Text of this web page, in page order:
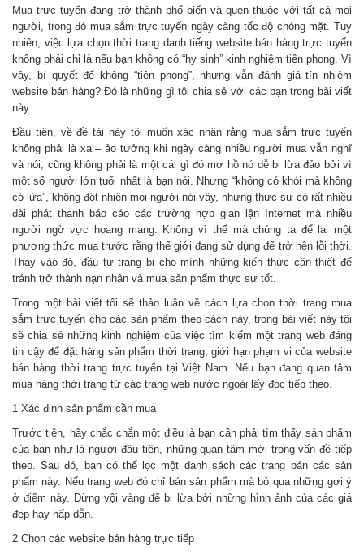
Mua trực tuyến đang trở thành phổ biến và quen thuộc với tất cả mọi
người, trong đó mua sắm trực tuyến ngày càng tốc độ chóng mặt. Tuy
nhiên, việc lựa chọn thời trang danh tiếng website bán hàng trực tuyến
không phải chỉ là nếu bạn không có “hy sinh” kinh nghiệm tiên phong. Vì
vậy, bí quyết để không “tiên phong”, nhưng vẫn đánh giá tín nhiệm
website bán hàng? Đó là những gì tôi chia sẻ với các bạn trong bài viết
này.
Đầu tiên, về đề tài này tôi muốn xác nhận rằng mua sắm trực tuyến
không phải là xa – ảo tưởng khi ngày càng nhiều người mua vẫn nghĩ
và nói, cũng không phải là một cái gì đó mơ hồ nó dễ bị lừa đảo bởi vì
một số người lớn tuổi nhất là bạn nói. Nhưng “không có khói mà không
có lửa”, không đột nhiên mọi người nói vậy, nhưng thực sự có rất nhiều
đài phát thanh báo cáo các trường hợp gian lận Internet mà nhiều
người ngờ vực hoang mang. Không vì thế mà chúng ta để lại một
phương thức mua trước rằng thế giới đang sử dụng để trở nên lỗi thời.
Thay vào đó, đầu tư trang bị cho mình những kiến ​​thức cần thiết để
tránh trở thành nạn nhân và mua sản phẩm thực sự tốt.
Trong một bài viết tôi sẽ thảo luận về cách lựa chọn thời trang mua
sắm trực tuyến cho các sản phẩm theo cách này, trong bài viết này tôi
sẽ chia sẻ những kinh nghiệm của việc tìm kiếm một trang web đáng
tin cậy để đặt hàng sản phẩm thời trang, giới hạn phạm vi của website
bán hàng thời trang trực tuyến tại Việt Nam. Nếu bạn đang quan tâm
mua hàng thời trang từ các trang web nước ngoài lấy đọc tiếp theo.
1 Xác định sản phẩm cần mua
Trước tiên, hãy chắc chắn một điều là bạn cần phải tìm thấy sản phẩm
của bạn như là người đầu tiên, những quan tâm mới trong vấn đề tiếp
theo. Sau đó, bạn có thể lọc một danh sách các trang bán các sản
phẩm này. Nếu trang web đó chỉ bán sản phẩm mà bỏ qua những gợi ý
ở điểm này. Đừng vội vàng để bị lừa bởi những hình ảnh của các giá
đẹp hay hấp dẫn.
2 Chọn các website bán hàng trực tiếp